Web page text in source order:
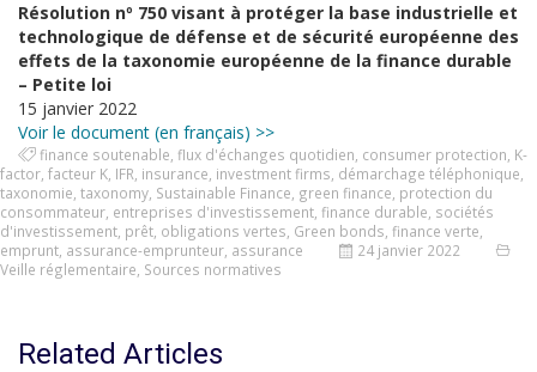
Résolution nº 750 visant à protéger la base industrielle et
technologique de défense et de sécurité européenne des
effets de la taxonomie européenne de la finance durable
– Petite loi
15 janvier 2022
Voir le document (en français) >>
finance soutenable flux d'échanges quotidien consumer protection K-
factor facteur K IFR insurance investment firms démarchage téléphonique
taxonomie taxonomy Sustainable Finance green finance protection du
consommateur entreprises d'investissement finance durable sociétés
d'investissement prêt obligations vertes Green bonds finance verte
emprunt assurance-emprunteur assurance
24 janvier 2022
Veille réglementaire Sources normatives
Related Articles